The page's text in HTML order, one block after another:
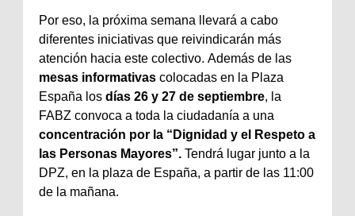
Por eso, la próxima semana llevará a cabo
diferentes iniciativas que reivindicarán más
atención hacia este colectivo. Además de las
mesas informativas colocadas en la Plaza
España los días 26 y 27 de septiembre, la
FABZ convoca a toda la ciudadanía a una
concentración por la “Dignidad y el Respeto a
las Personas Mayores”. Tendrá lugar junto a la
DPZ, en la plaza de España, a partir de las 11:00
de la mañana.